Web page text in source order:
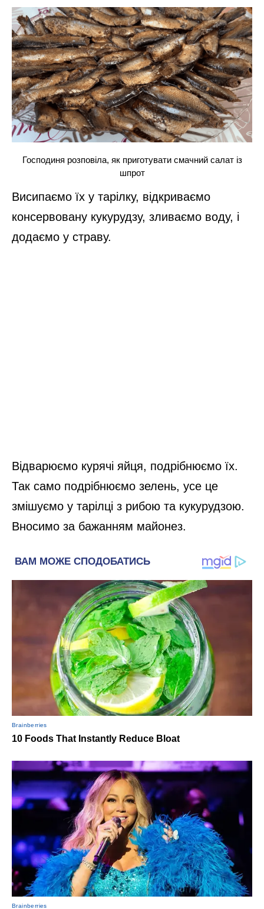
Господиня розповіла, як приготувати смачний салат із
шпрот
Висипаємо їх у тарілку, відкриваємо
консервовану кукурудзу, зливаємо воду, і
додаємо у страву.
Відварюємо курячі яйця, подрібнюємо їх.
Так само подрібнюємо зелень, усе це
змішуємо у тарілці з рибою та кукурудзою.
Вносимо за бажанням майонез.